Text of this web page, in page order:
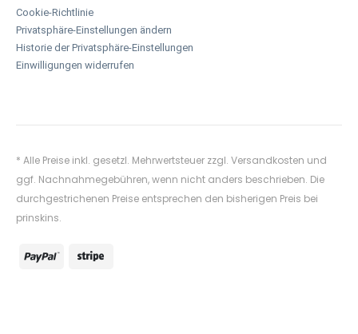
Cookie-Richtlinie
Privatsphäre-Einstellungen ändern
Historie der Privatsphäre-Einstellungen
Einwilligungen widerrufen
* Alle Preise inkl. gesetzl. Mehrwertsteuer zzgl. Versandkosten und
ggf. Nachnahmegebühren, wenn nicht anders beschrieben. Die
durchgestrichenen Preise entsprechen den bisherigen Preis bei
prinskins.